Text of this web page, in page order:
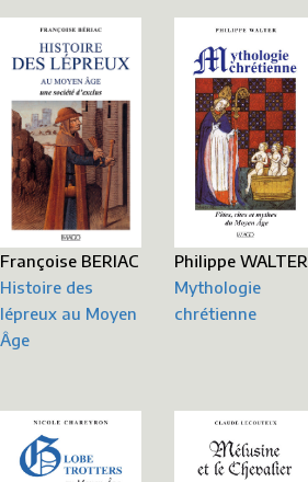
Françoise BERIAC
Histoire des
lépreux au Moyen
Âge
Philippe WALTER
Mythologie
chrétienne